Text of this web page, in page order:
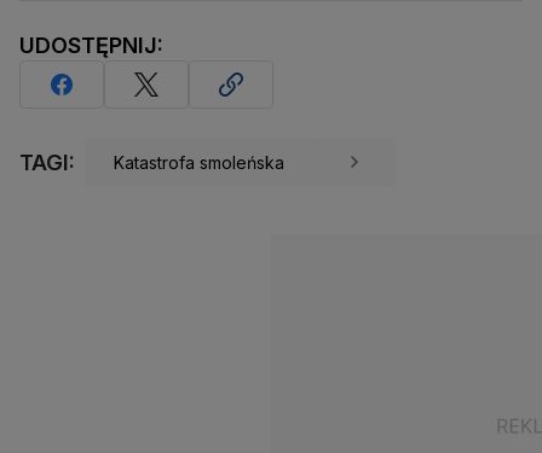
UDOSTĘPNIJ:
TAGI: Katastrofa smoleńska